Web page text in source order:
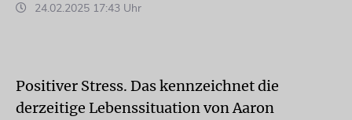
24.02.2025 17:43 Uhr
Positiver Stress. Das kennzeichnet die
derzeitige Lebenssituation von Aaron